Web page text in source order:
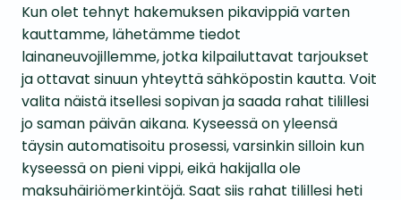
Kun olet tehnyt hakemuksen pikavippiä varten
kauttamme, lähetämme tiedot
lainaneuvojillemme, jotka kilpailuttavat tarjoukset
ja ottavat sinuun yhteyttä sähköpostin kautta. Voit
valita näistä itsellesi sopivan ja saada rahat tilillesi
jo saman päivän aikana. Kyseessä on yleensä
täysin automatisoitu prosessi, varsinkin silloin kun
kyseessä on pieni vippi, eikä hakijalla ole
maksuhäiriömerkintöjä. Saat siis rahat tilillesi heti